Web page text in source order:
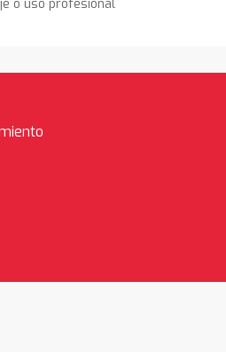
o uso profesional